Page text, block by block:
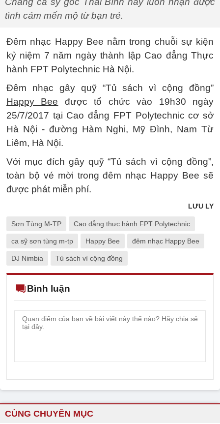
tình cảm mến mộ từ bạn trẻ.
Đêm nhạc Happy Bee nằm trong chuỗi sự kiện
kỷ niệm 7 năm ngày thành lập Cao đẳng Thực
hành FPT Polytechnic Hà Nội.
Đêm nhạc gây quỹ “Tủ sách vì cộng đồng”
Happy Bee được tổ chức vào 19h30 ngày
25/7/2017 tại Cao đẳng FPT Polytechnic cơ sở
Hà Nội - đường Hàm Nghi, Mỹ Đình, Nam Từ
Liêm, Hà Nội.
Với mục đích gây quỹ “Tủ sách vì cộng đồng”,
toàn bộ vé mời trong đêm nhạc Happy Bee sẽ
được phát miễn phí.
LƯU LY
Sơn Tùng M-TP Cao đẳng thực hành FPT Polytechnic
ca sỹ sơn tùng m-tp Happy Bee đêm nhạc Happy Bee
DJ Nimbia Tủ sách vì cộng đồng
Bình luận
CÙNG CHUYÊN MỤC